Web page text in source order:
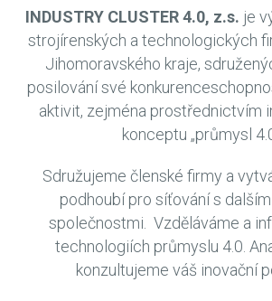
INDUSTRY CLUSTER 4.0, z.s. je
strojírenských a technologických
Jihomoravského kraje,
posilování své
aktivit, zejména prostřednictvím
konceptu „průmysl
Sdružujeme členské firmy a
podhoubí pro síťování s
společnostmi. Vzděláváme a
technologiích průmyslu 4.0.
konzultujeme váš inovační